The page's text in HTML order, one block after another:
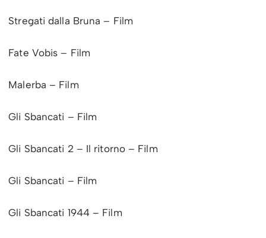
Stregati dalla Bruna – Film
Fate Vobis – Film
Malerba – Film
Gli Sbancati – Film
Gli Sbancati 2 – Il ritorno – Film
Gli Sbancati – Film
Gli Sbancati 1944 – Film